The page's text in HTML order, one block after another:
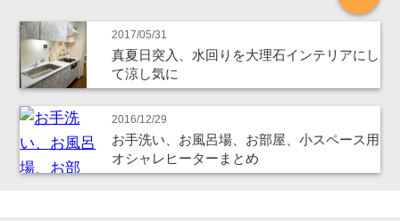
2017/05/31
真夏日突入、水回りを大理石インテリアにし
て涼し気に
2016/12/29
お手洗い、お風呂場、お部屋、小スペース用
オシャレヒーターまとめ